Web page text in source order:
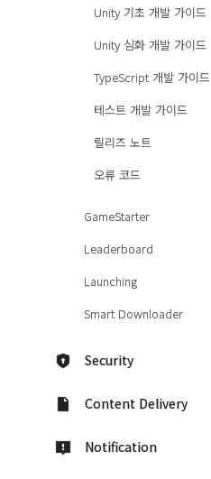
Unity 기초 개발 가이드
Unity 심화 개발 가이드
TypeScript 개발 가이드
테스트 개발 가이드
릴리즈 노트
오류 코드
GameStarter
Leaderboard
Launching
Smart Downloader
Security
Content Delivery
Notification